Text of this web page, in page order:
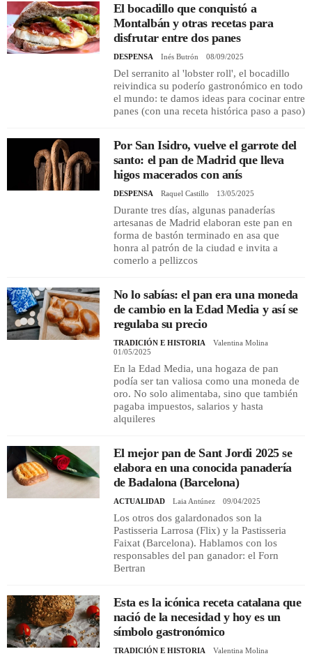
El bocadillo que conquistó a
Montalbán y otras recetas para
disfrutar entre dos panes
DESPENSA Inés Butrón 08/09/2025
Del serranito al 'lobster roll', el bocadillo
reivindica su poderío gastronómico en todo
el mundo: te damos ideas para cocinar entre
panes (con una receta histórica paso a paso)
Por San Isidro, vuelve el garrote del
santo: el pan de Madrid que lleva
higos macerados con anís
DESPENSA Raquel Castillo 13/05/2025
Durante tres días, algunas panaderías
artesanas de Madrid elaboran este pan en
forma de bastón terminado en asa que
honra al patrón de la ciudad e invita a
comerlo a pellizcos
No lo sabías: el pan era una moneda
de cambio en la Edad Media y así se
regulaba su precio
TRADICIÓN E HISTORIA
Valentina Molina
01/05/2025
En la Edad Media, una hogaza de pan
podía ser tan valiosa como una moneda de
oro. No solo alimentaba, sino que también
pagaba impuestos, salarios y hasta
alquileres
El mejor pan de Sant Jordi 2025 se
elabora en una conocida panadería
de Badalona (Barcelona)
ACTUALIDAD Laia Antúnez 09/04/2025
Los otros dos galardonados son la
Pastisseria Larrosa (Flix) y la Pastisseria
Faixat (Barcelona). Hablamos con los
responsables del pan ganador: el Forn
Bertran
Esta es la icónica receta catalana que
nació de la necesidad y hoy es un
símbolo gastronómico
TRADICIÓN E HISTORIA
Valentina Molina